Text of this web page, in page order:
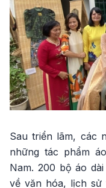
Sau triển lãm, các
những tác phẩm
Nam. 200 bộ áo
về văn hóa, lịch sử